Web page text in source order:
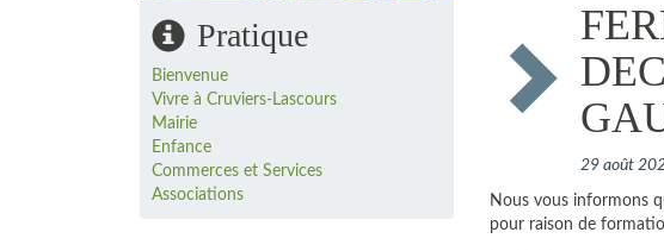
29 août
Nous vous informons
pour raison de
Pratique
Bienvenue
Vivre à Cruviers-Lascours
Mairie
Enfance
Commerces et Services
Associations